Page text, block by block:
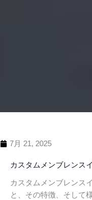
7月 21, 2025
カスタムメンブレンス
カスタムメンブレンス
と、その特徴、そして